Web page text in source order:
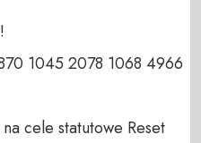
1045 2078 1068 4966
cele statutowe Reset